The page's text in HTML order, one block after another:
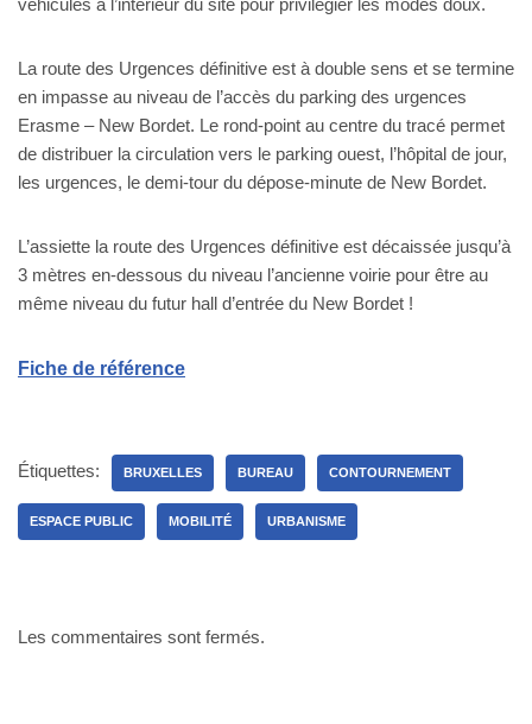
La route des Urgences définitive est à double sens et se termine
en impasse au niveau de l’accès du parking des urgences
Erasme – New Bordet. Le rond-point au centre du tracé permet
de distribuer la circulation vers le parking ouest, l’hôpital de jour,
les urgences, le demi-tour du dépose-minute de New Bordet.
L’assiette la route des Urgences définitive est décaissée jusqu’à
3 mètres en-dessous du niveau l’ancienne voirie pour être au
même niveau du futur hall d’entrée du New Bordet !
Fiche de référence
Étiquettes: BRUXELLES BUREAU CONTOURNEMENT
ESPACE PUBLIC MOBILITÉ URBANISME
Les commentaires sont fermés.